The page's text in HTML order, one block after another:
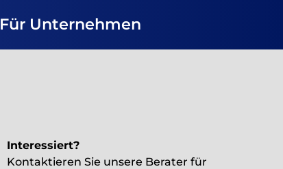
Für Unternehmen
Interessiert?
Kontaktieren Sie unsere Berater für